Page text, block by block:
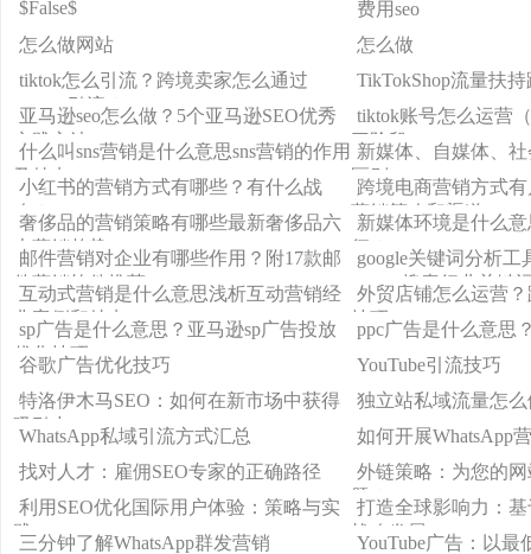
$False$
费用seo
怎么做网站
怎么做
tiktok怎么引流？跨境卖家怎么通过
TikTok引流？
TikTokShop流量扶
亚马逊seo怎么做？5个亚马逊SEO优秀
实践方法
tiktok账号怎么运营
三阶段）
什么叫sns营销是什么意思sns营销的作用
及特点
新媒体、自媒体、
区别
小红书的营销方式有哪些？有什么战
略？
跨境电商营销方式
营销策略和渠道！
奢侈品的营销策略有哪些最新奢侈品六
大营销趋势
新媒体环境是什么
征？
邮件营销对企业有哪些作用？附17款邮
件营销软件推荐！
google关键词分析
google搜索行业关键
互动式营销是什么意思浅析互动营销经
典案例和特点
外贸店铺怎么运营
技巧
sp广告是什么意思？亚马逊sp广告投放
优化技巧
ppc广告是什么意思
谷歌广告优化技巧
YouTube引流技巧
特洛伊木马SEO：如何在新市场中获得
吸引力
独立站私域流量怎
WhatsApp私域引流方式汇总
如何开展WhatsApp
找对人才：雇佣SEO专家的正确路径
外链策略：为您的
题？
利用SEO优化国际用户体验：策略与实
践
打造全球影响力：
战略发展
三分钟了解WhatsApp群发营销
YouTube广告：以最